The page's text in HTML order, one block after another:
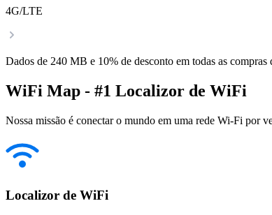
4G/LTE
Dados de 240 MB e 10% de desconto em todas as
WiFi Map - #1 Localizor de WiFi
Nossa missão é conectar o mundo em uma rede Wi-Fi por
Localizor de WiFi